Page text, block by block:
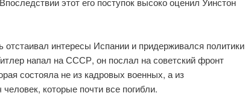
отстаивал интересы Испании и придерживался политики
напал на СССР, он послал на советский фронт
состояла не из кадровых военных, а из
которые почти все погибли.